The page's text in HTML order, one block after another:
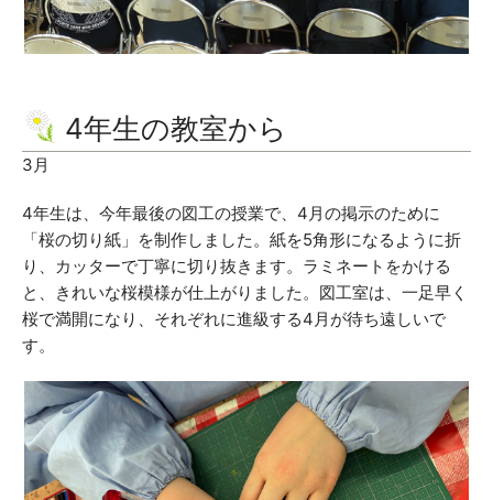
4年生の教室から
3月
4年生は、今年最後の図工の授業で、4月の掲示のために
「桜の切り紙」を制作しました。紙を5角形になるように折
り、カッターで丁寧に切り抜きます。ラミネートをかける
と、きれいな桜模様が仕上がりました。図工室は、一足早く
桜で満開になり、それぞれに進級する4月が待ち遠しいで
す。